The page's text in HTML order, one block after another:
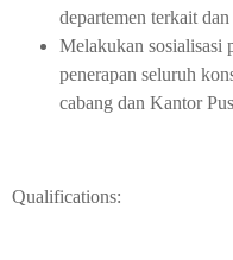
departemen terkait
Melakukan sosialisasi
penerapan seluruh
cabang dan Kantor
Qualifications: